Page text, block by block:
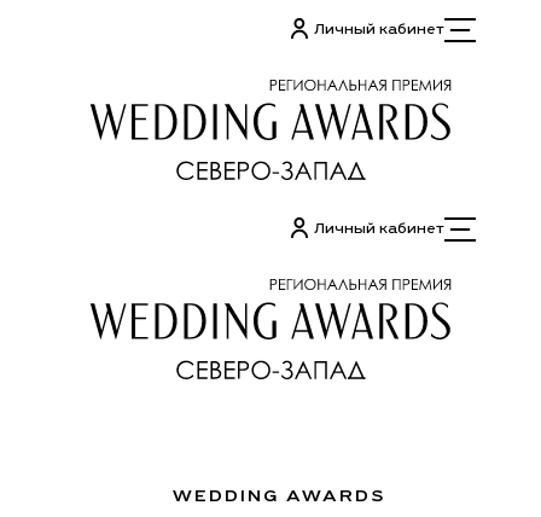
Личный кабинет
Личный кабинет
WEDDING AWARDS